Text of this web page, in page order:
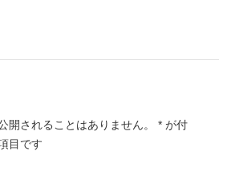
開されることはありません。 * が付
目です